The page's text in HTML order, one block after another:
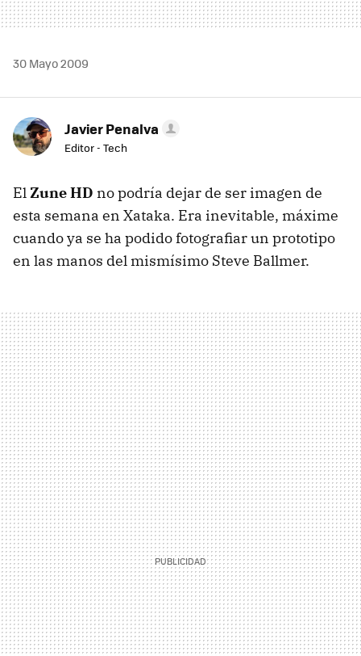
30 Mayo 2009
Javier Penalva
Editor - Tech
ElZune HD no podría dejar de ser imagen de
esta semana en Xataka. Era inevitable, máxime
cuando ya se ha podido fotografiar un prototipo
en las manos del mismísimo Steve Ballmer.